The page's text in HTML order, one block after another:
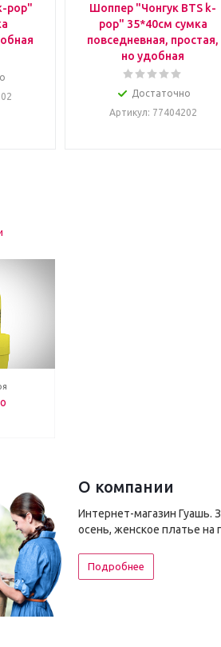
pop"
Шоппер "Чонгук BTS k-
pop" 35*40см сумка
повседневная, простая,
но удобная
Достаточно
Артикул: 77404202
О компании
Интернет-магазин Гуашь.
осень, женское платье на
Подробнее